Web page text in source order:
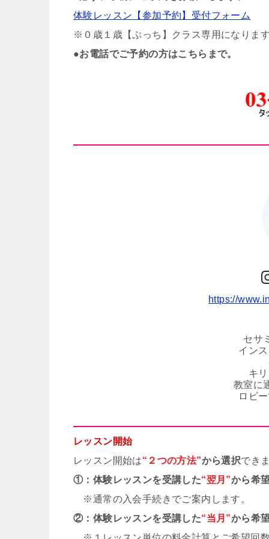
体験レッスン 【参加予約】 受付フォーム
※０歳１歳【ぷっち】クラス専用になりま
●お電話でご予約の方はこちらまで。
https://
セサ
イン
キ
教室に
ロビ
レッスン開始
レッスン開始は“２つの方法”から選択でき
①：体験レッスンを受講した“翌月”から希
※通常の入会手続きでご案内します。
②：体験レッスンを受講した“当月”から希